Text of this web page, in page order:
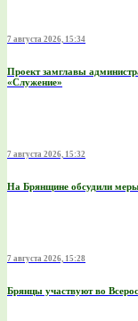
7 августа 2026, 15:34
Проект замглавы
«Служение»
7 августа 2026, 15:32
На Брянщине обсудили
7 августа 2026, 15:28
Брянцы участвуют во